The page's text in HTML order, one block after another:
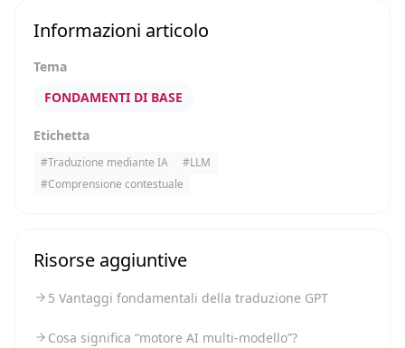
Informazioni articolo
Tema
FONDAMENTI DI BASE
Etichetta
#Traduzione mediante IA #LLM
#Comprensione contestuale
Risorse aggiuntive
5 Vantaggi fondamentali della traduzione GPT
Cosa significa “motore AI multi-modello”?